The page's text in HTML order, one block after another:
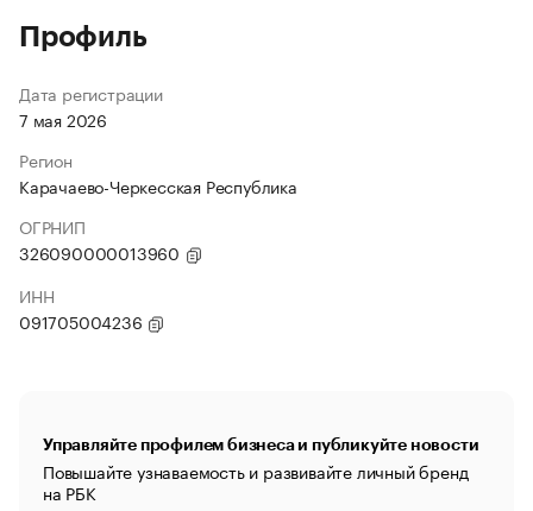
Профиль
Дата регистрации
7 мая 2026
Регион
Карачаево-Черкесская Республика
ОГРНИП
326090000013960
ИНН
091705004236
Управляйте профилем бизнеса и публикуйте новости
Повышайте узнаваемость и развивайте личный бренд
на РБК